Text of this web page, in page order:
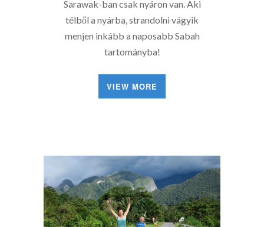
Sarawak-ban csak nyáron van. Aki
télből a nyárba, strandolni vágyik
menjen inkább a naposabb Sabah
tartományba!
VIEW MORE